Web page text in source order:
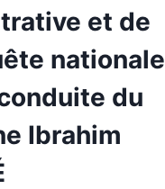
et de
nationale
du
Ibrahim